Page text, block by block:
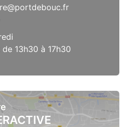
13h30 à 17h30